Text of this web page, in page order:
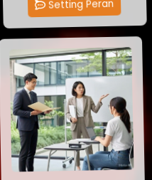
Setting Peran